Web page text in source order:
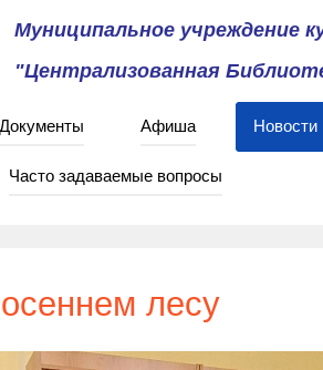
Муниципальное учреждение
"Централизованная
Документы Афиша Новости
Часто задаваемые вопросы
лесу